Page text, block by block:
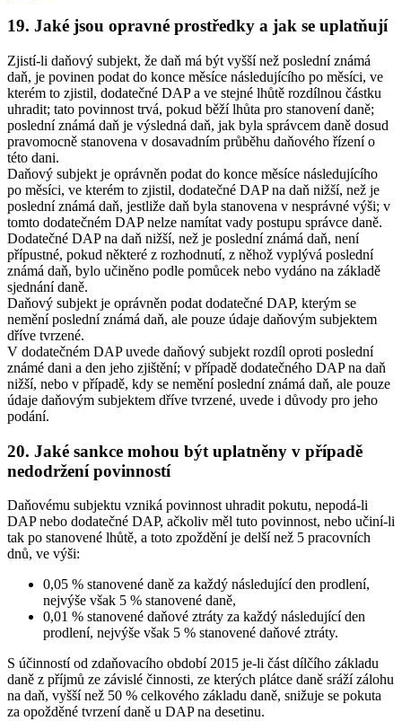
19. Jaké jsou opravné prostředky a jak se uplatňují
Zjistí-li daňový subjekt, že daň má být vyšší než poslední známá
daň, je povinen podat do konce měsíce následujícího po měsíci, ve
kterém to zjistil, dodatečné DAP a ve stejné lhůtě rozdílnou částku
uhradit; tato povinnost trvá, pokud běží lhůta pro stanovení daně;
poslední známá daň je výsledná daň, jak byla správcem daně dosud
pravomocně stanovena v dosavadním průběhu daňového řízení o
této dani.
Daňový subjekt je oprávněn podat do konce měsíce následujícího
po měsíci, ve kterém to zjistil, dodatečné DAP na daň nižší, než je
poslední známá daň, jestliže daň byla stanovena v nesprávné výši; v
tomto dodatečném DAP nelze namítat vady postupu správce daně.
Dodatečné DAP na daň nižší, než je poslední známá daň, není
přípustné, pokud některé z rozhodnutí, z něhož vyplývá poslední
známá daň, bylo učiněno podle pomůcek nebo vydáno na základě
sjednání daně.
Daňový subjekt je oprávněn podat dodatečné DAP, kterým se
nemění poslední známá daň, ale pouze údaje daňovým subjektem
dříve tvrzené.
V dodatečném DAP uvede daňový subjekt rozdíl oproti poslední
známé dani a den jeho zjištění; v případě dodatečného DAP na daň
nižší, nebo v případě, kdy se nemění poslední známá daň, ale pouze
údaje daňovým subjektem dříve tvrzené, uvede i důvody pro jeho
podání.
20. Jaké sankce mohou být uplatněny v případě
nedodržení povinností
Daňovému subjektu vzniká povinnost uhradit pokutu, nepodá-li
DAP nebo dodatečné DAP, ačkoliv měl tuto povinnost, nebo učiní-li
tak po stanovené lhůtě, a toto zpoždění je delší než 5 pracovních
dnů, ve výši:
0,05 % stanovené daně za každý následující den prodlení,
nejvýše však 5 % stanovené daně,
0,01 % stanovené daňové ztráty za každý následující den
prodlení, nejvýše však 5 % stanovené daňové ztráty.
S účinností od zdaňovacího období 2015 je-li část dílčího základu
daně z příjmů ze závislé činnosti, ze kterých plátce daně sráží zálohu
na daň, vyšší než 50 % celkového základu daně, snižuje se pokuta
za opožděné tvrzení daně u DAP na desetinu.